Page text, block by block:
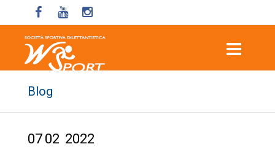
Blog
07 02 2022